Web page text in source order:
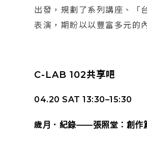
出發，規劃了系列講座、「
表演，期盼以以豐富多元的
C-LAB 102共享吧
04.20 SAT 13:30–15:30
歲月．紀錄——張照堂：創作